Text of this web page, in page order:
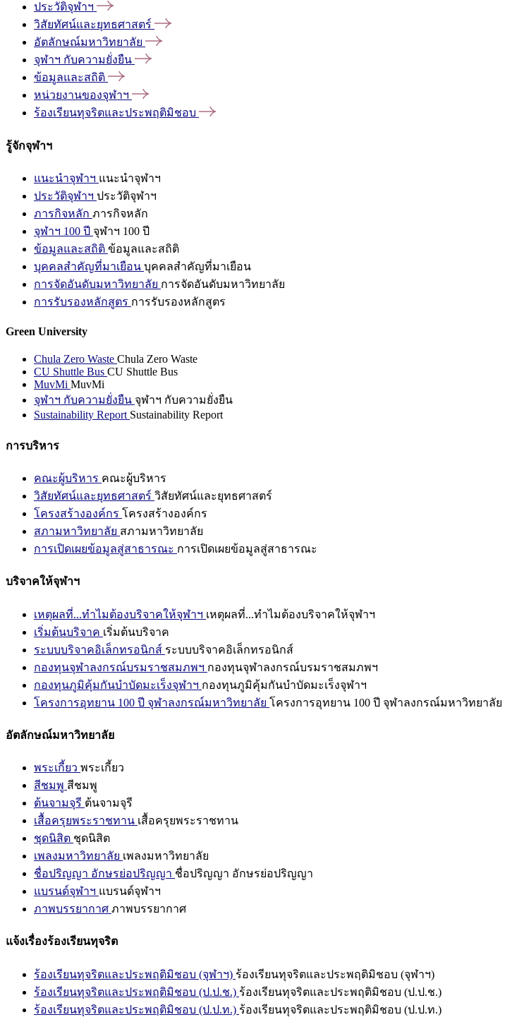
ประวัติจุฬาฯ
วิสัยทัศน์และยุทธศาสตร์
อัตลักษณ์มหาวิทยาลัย
จุฬาฯ กับความยั่งยืน
ข้อมูลและสถิติ
หน่วยงานของจุฬาฯ
ร้องเรียนทุจริตและประพฤติมิชอบ
รู้จักจุฬาฯ
แนะนำจุฬาฯ แนะนำจุฬาฯ
ประวัติจุฬาฯ ประวัติจุฬาฯ
ภารกิจหลัก ภารกิจหลัก
จุฬาฯ 100 ปี จุฬาฯ 100 ปี
ข้อมูลและสถิติ ข้อมูลและสถิติ
บุคคลสำคัญที่มาเยือน บุคคลสำคัญที่มาเยือน
การจัดอันดับมหาวิทยาลัย การจัดอันดับมหาวิทยาลัย
การรับรองหลักสูตร การรับรองหลักสูตร
Green University
Chula Zero Waste Chula Zero Waste
CU Shuttle Bus CU Shuttle Bus
MuvMi MuvMi
จุฬาฯ กับความยั่งยืน จุฬาฯ กับความยั่งยืน
Sustainability Report Sustainability Report
การบริหาร
คณะผู้บริหาร คณะผู้บริหาร
วิสัยทัศน์และยุทธศาสตร์ วิสัยทัศน์และยุทธศาสตร์
โครงสร้างองค์กร โครงสร้างองค์กร
สภามหาวิทยาลัย สภามหาวิทยาลัย
การเปิดเผยข้อมูลสู่สาธารณะ การเปิดเผยข้อมูลสู่สาธารณะ
บริจาคให้จุฬาฯ
เหตุผลที่...ทำไมต้องบริจาคให้จุฬาฯ เหตุผลที่...ทำไมต้องบริจาคให้จุฬาฯ
เริ่มต้นบริจาค เริ่มต้นบริจาค
ระบบบริจาคอิเล็กทรอนิกส์ ระบบบริจาคอิเล็กทรอนิกส์
กองทุนจุฬาลงกรณ์บรมราชสมภพฯ กองทุนจุฬาลงกรณ์บรมราชสมภพฯ
กองทุนภูมิคุ้มกันบำบัดมะเร็งจุฬาฯ กองทุนภูมิคุ้มกันบำบัดมะเร็งจุฬาฯ
โครงการอุทยาน 100 ปี จุฬาลงกรณ์มหาวิทยาลัย โครงการอุทยาน 100 ปี จุฬาลงกรณ์มหาวิทยาลัย
อัตลักษณ์มหาวิทยาลัย
พระเกี้ยว พระเกี้ยว
สีชมพู สีชมพู
ต้นจามจุรี ต้นจามจุรี
เสื้อครุยพระราชทาน เสื้อครุยพระราชทาน
ชุดนิสิต ชุดนิสิต
เพลงมหาวิทยาลัย เพลงมหาวิทยาลัย
ชื่อปริญญา อักษรย่อปริญญา ชื่อปริญญา อักษรย่อปริญญา
แบรนด์จุฬาฯ แบรนด์จุฬาฯ
ภาพบรรยากาศ ภาพบรรยากาศ
แจ้งเรื่องร้องเรียนทุจริต
ร้องเรียนทุจริตและประพฤติมิชอบ (จุฬาฯ) ร้องเรียนทุจริตและประพฤติมิชอบ (จุฬาฯ)
ร้องเรียนทุจริตและประพฤติมิชอบ (ป.ป.ช.) ร้องเรียนทุจริตและประพฤติมิชอบ (ป.ป.ช.)
ร้องเรียนทุจริตและประพฤติมิชอบ (ป.ป.ท.) ร้องเรียนทุจริตและประพฤติมิชอบ (ป.ป.ท.)